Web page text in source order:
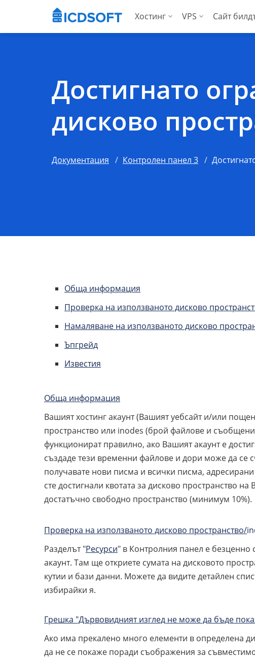
Хостинг
Хостинг за
За агенции
VPS
За агенции
Сайт
Достигнато
дисково
Документация Контролен панел 3
Обща информация
Проверка на използваното дисково
Намаляване на използваното дисково
Ъпгрейд
Известия
Обща информация
Вашият хостинг акаунт (Вашият уебсайт и/или
пространство или inodes (брой файлове и
функционират правилно, ако Вашият акаунт е
създаде тези временни файлове и дори може да се
получавате нови писма и всички писма,
сте достигнали квотата за дисково пространство
достатъчно свободно пространство (минимум 10%).
Проверка на използваното дисково пространство/
Разделът "Ресурси" в Контролния панел е безценно
акаунт. Там ще откриете сумата на дисковото
кутии и бази данни. Можете да видите детайлен
избирайки я.
Грешка "Дървовидният изглед не може да бъде
Ако има прекалено много елементи в определена
да не се покаже поради съображения за